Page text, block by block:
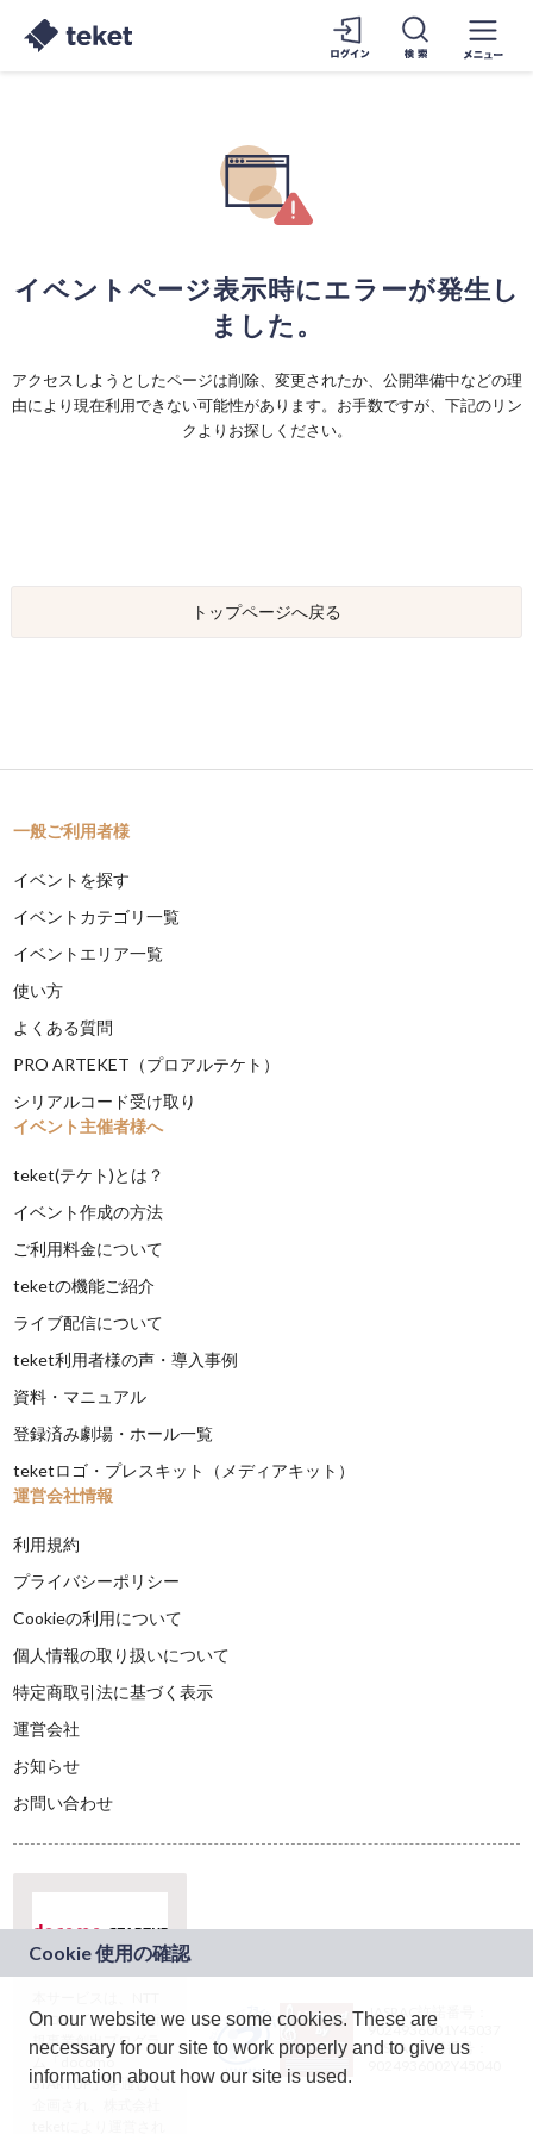
イベントページ表示時にエラーが発生し
ました。
アクセスしようとしたページは削除、変更されたか、公開準備中などの理
由により現在利用できない可能性があります。お手数ですが、下記のリン
クよりお探しください。
トップページへ戻る
一般ご利用者様
イベントを探す
イベントカテゴリ一覧
イベントエリア一覧
使い方
よくある質問
PRO ARTEKET（プロアルテケト）
シリアルコード受け取り
イベント主催者様へ
teket(テケト)とは？
イベント作成の方法
ご利用料金について
teketの機能ご紹介
ライブ配信について
teket利用者様の声・導入事例
資料・マニュアル
登録済み劇場・ホール一覧
teketロゴ・プレスキット（メディアキット）
運営会社情報
利用規約
プライバシーポリシー
Cookieの利用について
個人情報の取り扱いについて
特定商取引法に基づく表示
運営会社
お知らせ
お問い合わせ
ドコモグループの新
規事業創出プログラ
ム「docomo
STARTUP」を通じて
JASRAC許諾番号：
9024936001Y45037
JASRAC許諾番号：
On our website we use some cookies. These are
necessary for our site to work properly and to give us
information about how our site is used.